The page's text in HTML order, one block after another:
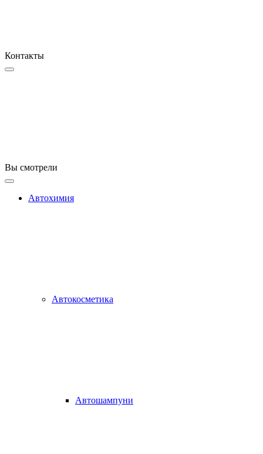
Контакты
Вы смотрели
Автохимия
Автокосметика
Автошампуни